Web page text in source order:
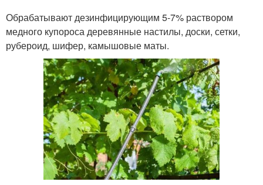
Обрабатывают дезинфицирующим 5-7% раствором
медного купороса деревянные настилы, доски, сетки,
рубероид, шифер, камышовые маты.